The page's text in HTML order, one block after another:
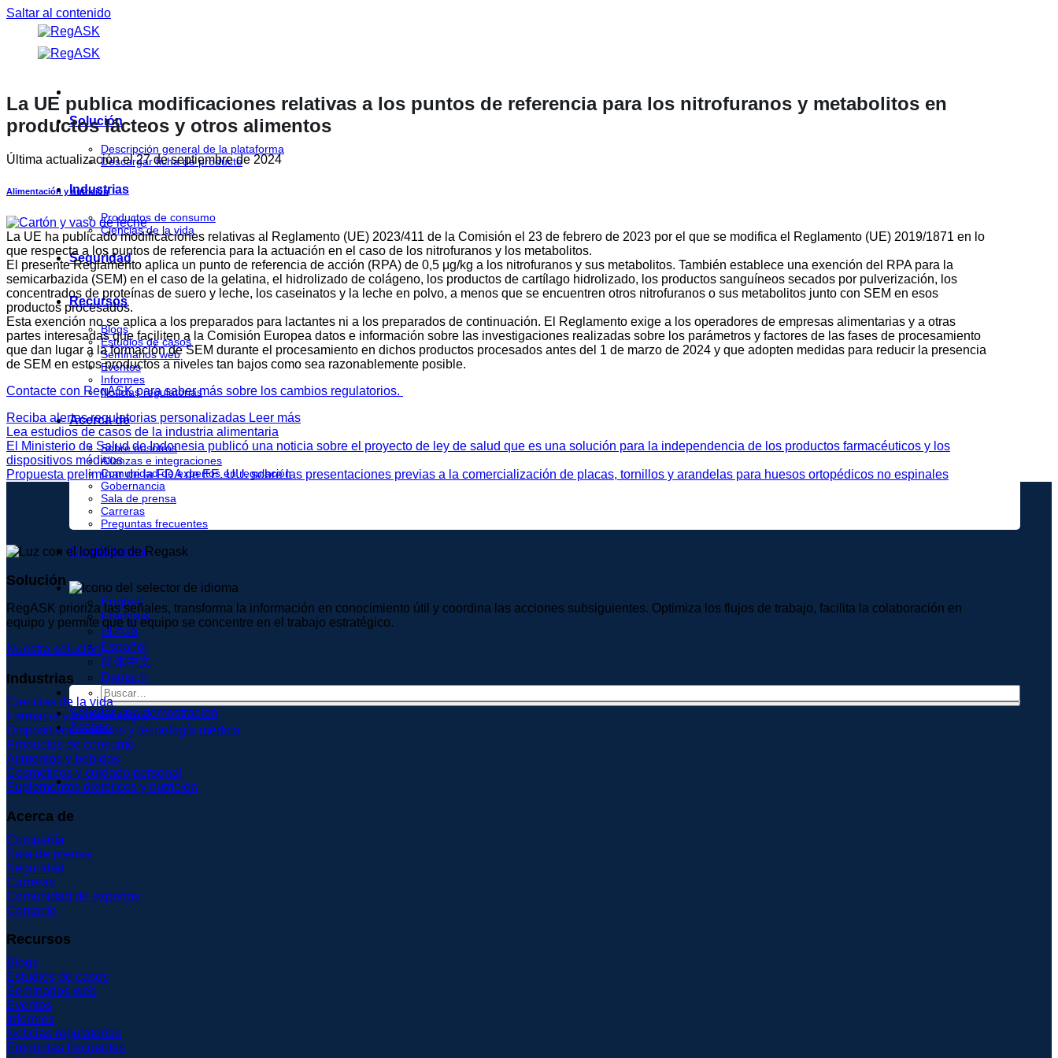
Saltar al contenido
Solución
Descripción general de la plataforma
Descargar ficha de producto
Industrias
Productos de consumo
Ciencias de la vida
Seguridad
Recursos
Blogs
Estudios de casos
Seminarios web
Eventos
Informes
Noticias regulatorias
Acerca de
Sobre nosotros
Alianzas e integraciones
Comunidad de expertos en regulación
Gobernancia
Sala de prensa
Carreras
Preguntas frecuentes
Contáctenos
English
Français
日本語
Español
简体中文
Deutsch
Solicitar una demostración
Acceso
La UE publica modificaciones relativas a los puntos de referencia para los nitrofuranos y metabolitos en
productos lácteos y otros alimentos
Última actualización el27 de septiembre de 2024
Alimentación y nutrición
La UE ha publicado modificaciones relativas al Reglamento (UE) 2023/411 de la Comisión el 23 de febrero de 2023 por el que se modifica el Reglamento (UE) 2019/1871 en lo
que respecta a los puntos de referencia para la actuación en el caso de los nitrofuranos y los metabolitos.
El presente Reglamento aplica un punto de referencia de acción (RPA) de 0,5 μg/kg a los nitrofuranos y sus metabolitos. También establece una exención del RPA para la
semicarbazida (SEM) en el caso de la gelatina, el hidrolizado de colágeno, los productos de cartílago hidrolizado, los productos sanguíneos secados por pulverización, los
concentrados de proteínas de suero y leche, los caseinatos y la leche en polvo, a menos que se encuentren otros nitrofuranos o sus metabolitos junto con SEM en esos
productos procesados.
Esta exención no se aplica a los preparados para lactantes ni a los preparados de continuación. El Reglamento exige a los operadores de empresas alimentarias y a otras
partes interesadas que faciliten a la Comisión Europea datos e información sobre las investigaciones realizadas sobre los parámetros y factores de las fases de procesamiento
que dan lugar a la formación de SEM durante el procesamiento en dichos productos procesados antes del 1 de marzo de 2024 y que adopten medidas para reducir la presencia
de SEM en estos productos a niveles tan bajos como sea razonablemente posible.
Contacte con RegASK para saber más sobre los cambios regulatorios.
Reciba alertas regulatorias personalizadas Leer más
Lea estudios de casos de la industria alimentaria
El Ministerio de Salud de Indonesia publicó una noticia sobre el proyecto de ley de salud que es una solución para la independencia de los productos farmacéuticos y los
dispositivos médicos
Propuesta preliminar de la FDA de EE. UU. sobre las presentaciones previas a la comercialización de placas, tornillos y arandelas para huesos ortopédicos no espinales
Solución
RegASK prioriza las señales, transforma la información en conocimiento útil y coordina las acciones subsiguientes. Optimiza los flujos de trabajo, facilita la colaboración en
equipo y permite que tu equipo se concentre en el trabajo estratégico.
Nuestra solución
Industrias
Ciencias de la vida
Farmacia y biotecnología
Dispositivos médicos y tecnología médica
Productos de consumo
Alimentos y bebidas
Cosméticos y cuidado personal
Suplementos dietéticos y nutrición
Acerca de
Compañía
Sala de prensa
Seguridad
Carreras
Comunidad de expertos
Contacto
Recursos
Blogs
Estudios de casos
Seminarios web
Eventos
Informes
Noticias regulatorias
Preguntas frecuentes